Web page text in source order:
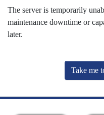
The server is temporarily
maintenance downtime or
later.
Take me